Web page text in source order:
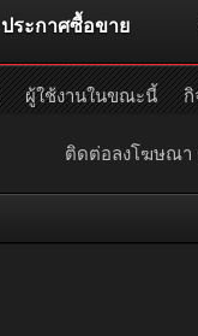
ติดต่อลงโฆษณา
ประกาศซื้อขาย
ผู้ใช้งานในขณะนี้ กิ